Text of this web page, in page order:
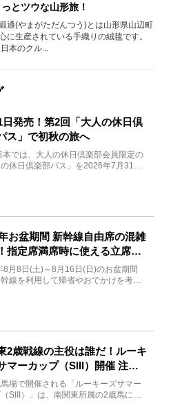
とツウな山形旅！
通(やまがただんつう)とは山形県山辺町
に生産されている手織りの絨毯です。
本のクル...
日発売！第2回「大人の休日倶
ス」で初秋の旅へ
本では、大人の休日倶楽部会員限定の
の休日倶楽部パス」を2026年7月31日
お盆期間 新幹線自由席の混雑
指定席満席時に使える立席特
解説
8月8日(土)～8月16日(日)のお盆期間
線を利用して帰省やおでかけを考え
2歳戦線の主役は誰だ！ルーキ
マーカップ（SIII）開催 注目
どころをチェック
場で開催される「ルーキーズサマー
SIII）」は、南関東所属の2歳馬によ